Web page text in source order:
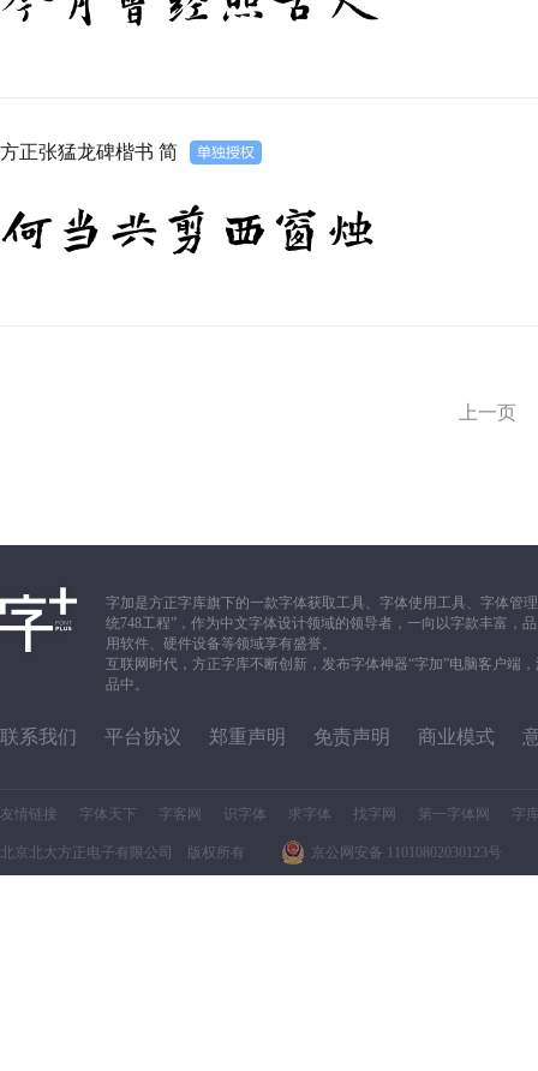
方正张猛龙碑楷书 简
何当共剪西窗烛
上一页
字加是方正字库旗下的一款字体获取工具、字体使用工具、字体管
统748工程”，作为中文字体设计领域的领导者，一向以字款丰富，
用软件、硬件设备等领域享有盛誉。
互联网时代，方正字库不断创新，发布字体神器“字加”电脑客户端
品中。
联系我们 平台协议 郑重声明 免责声明 商业模式
友情链接 字体天下 字客网 识字体 求字体 找字网 第一字体网 字
北京北大方正电子有限公司 版权所有 京公网安备 11010802030123号